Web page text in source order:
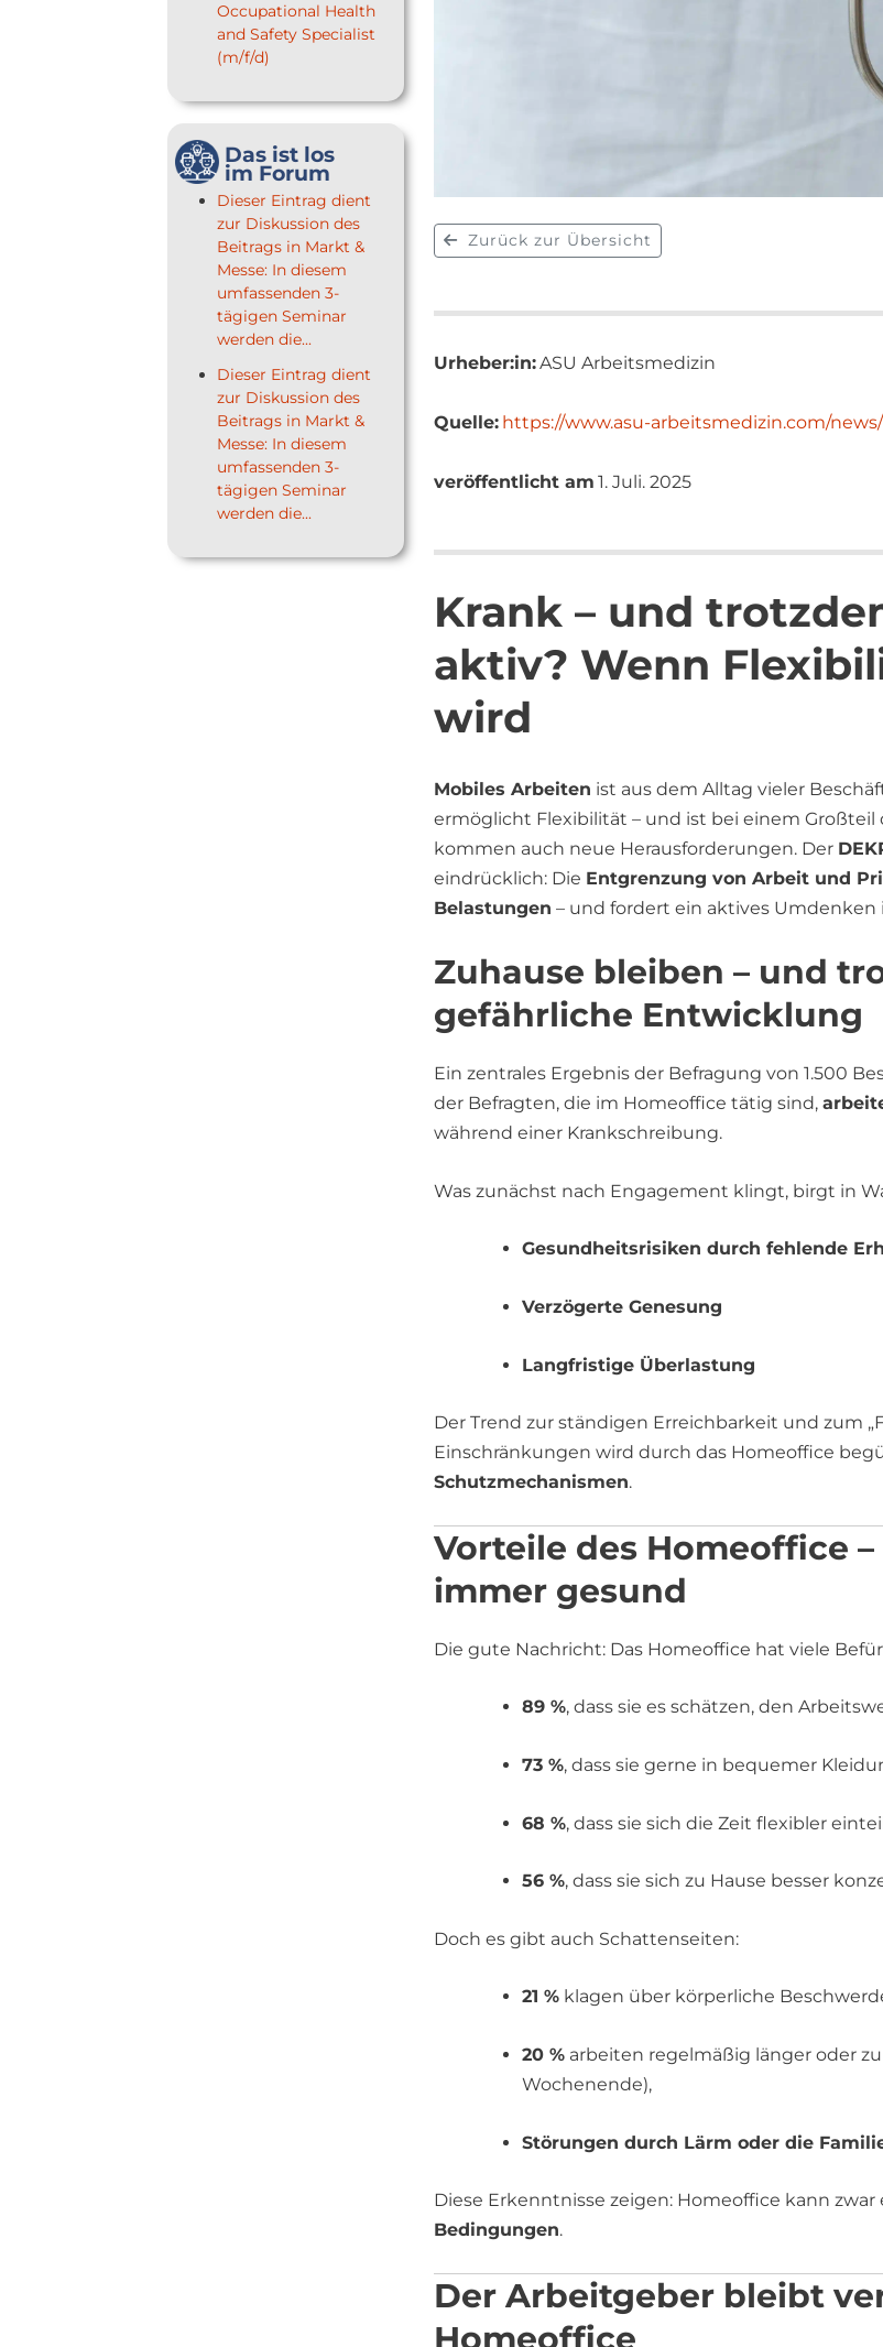
Occupational Health
and Safety Specialist
(m/f/d)
Das ist los
im Forum
Dieser Eintrag dient
zur Diskussion des
Beitrags in Markt &
Messe: In diesem
umfassenden 3-
tägigen Seminar
werden die...
Dieser Eintrag dient
zur Diskussion des
Beitrags in Markt &
Messe: In diesem
umfassenden 3-
tägigen Seminar
werden die...
Zurück zur Übersicht
Urheber:in:ASU Arbeitsmedizin
Quelle: https://www.asu-arbeitsmedizin.com/
veröffentlicht am 1. Juli. 2025
Krank – und
aktiv? Wenn
wird
Mobiles Arbeiten ist aus dem Alltag vieler
ermöglicht Flexibilität – und ist bei einem
kommen auch neue Herausforderungen. Der
eindrücklich: Die Entgrenzung von Arbeit und
Belastungen – und fordert ein aktives Umdenken
Zuhause bleiben – und
gefährliche Entwicklung
Ein zentrales Ergebnis der Befragung von 1.500
der Befragten, die im Homeoffice tätig sind,
während einer Krankschreibung.
Was zunächst nach Engagement klingt, birgt in
Gesundheitsrisiken durch fehlende
Verzögerte Genesung
Langfristige Überlastung
Der Trend zur ständigen Erreichbarkeit und zum
Einschränkungen wird durch das Homeoffice
Schutzmechanismen.
Vorteile des Homeoffice
immer gesund
Die gute Nachricht: Das Homeoffice hat viele
89 %, dass sie es schätzen, den
73 %, dass sie gerne in bequemer
68 %, dass sie sich die Zeit flexibler
56 %, dass sie sich zu Hause besser
Doch es gibt auch Schattenseiten:
21 % klagen über körperliche
20 % arbeiten regelmäßig länger oder
Wochenende),
Störungen durch Lärm oder die
Diese Erkenntnisse zeigen: Homeoffice kann zwar
Bedingungen.
Der Arbeitgeber bleibt
Homeoffice